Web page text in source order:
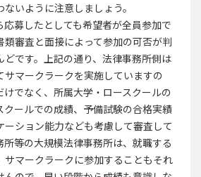
いように注意しましょう。
募したとしても希望者が全員参加で
類審査と面接によって参加の可否が判
です。上記の通り、法律事務所側は
サマークラークを実施していますの
けでなく、所属大学・ロースクールの
クールでの成績、予備試験の合格実績
ーション能力なども考慮して審査して
所等の大規模法律事務所は、就職する
サマークラークに参加することもそれ